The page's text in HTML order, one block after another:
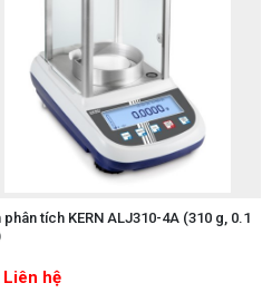
phân tích KERN ALJ310-4A (310 g, 0.1
Liên hệ